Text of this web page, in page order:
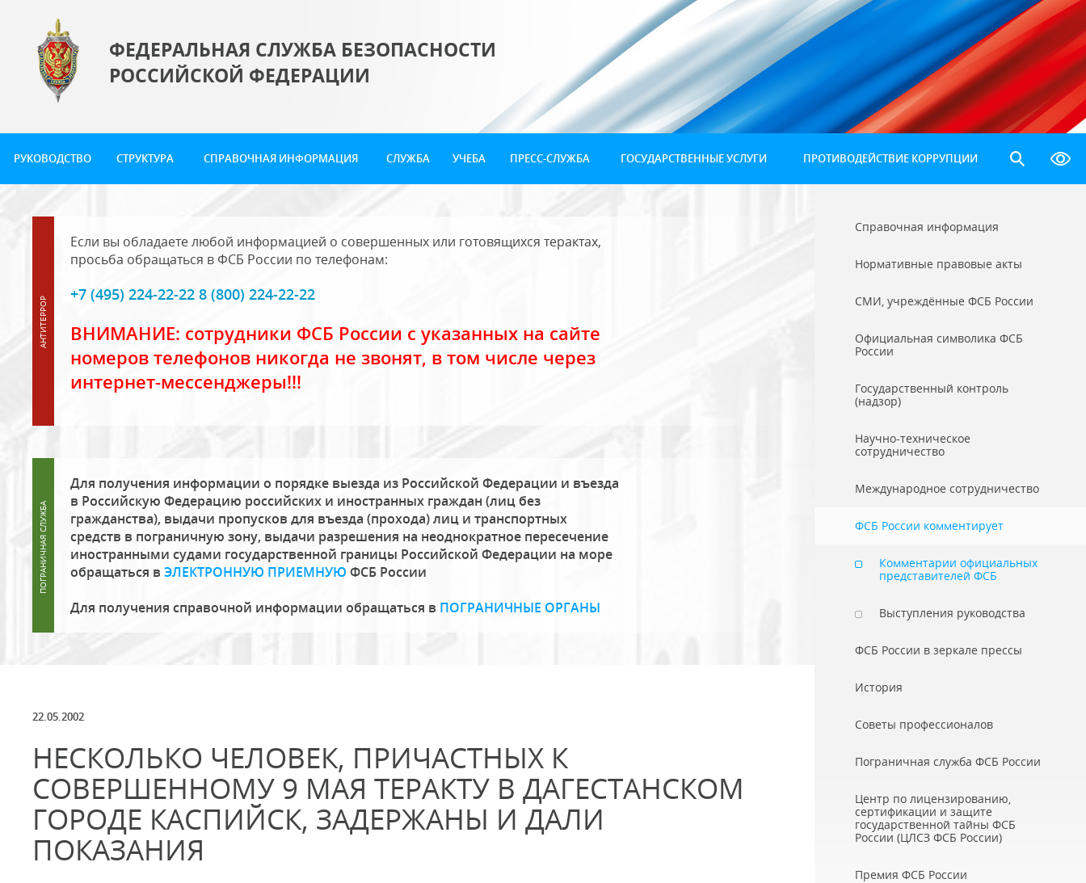
ФЕДЕРАЛЬНАЯ СЛУЖБА БЕЗОПАСНОСТИ
РОССИЙСКОЙ ФЕДЕРАЦИИ
РУКОВОДСТВО СТРУКТУРА СПРАВОЧНАЯ ИНФОРМАЦИЯ СЛУЖБА УЧЕБА ПРЕСС-СЛУЖБА ГОСУДАРСТВЕННЫЕ УСЛУГИ ПРОТИВОДЕЙСТВИЕ КОРРУПЦИИ
Если вы обладаете любой информацией о совершенных или готовящихся терактах,
просьба обращаться в ФСБ России по телефонам:
+7 (495) 224-22-22 8 (800) 224-22-22
ВНИМАНИЕ: сотрудники ФСБ России с указанных на сайте
номеров телефонов никогда не звонят, в том числе через
интернет-мессенджеры!!!
Для получения информации о порядке выезда из Российской Федерации и въезда
в Российскую Федерацию российских и иностранных граждан (лиц без
гражданства), выдачи пропусков для въезда (прохода) лиц и транспортных
средств в пограничную зону, выдачи разрешения на неоднократное пересечение
иностранными судами государственной границы Российской Федерации на море
обращаться в ЭЛЕКТРОННУЮ ПРИЕМНУЮ ФСБ России
Для получения справочной информации обращаться в ПОГРАНИЧНЫЕ ОРГАНЫ
22.05.2002
НЕСКОЛЬКО ЧЕЛОВЕК, ПРИЧАСТНЫХ К
СОВЕРШЕННОМУ 9 МАЯ ТЕРАКТУ В ДАГЕСТАНСКОМ
ГОРОДЕ КАСПИЙСК, ЗАДЕРЖАНЫ И ДАЛИ
ПОКАЗАНИЯ
Справочная информация
Нормативные правовые акты
СМИ, учреждённые ФСБ России
Официальная символика ФСБ
России
Государственный контроль
(надзор)
Научно-техническое
сотрудничество
Международное сотрудничество
ФСБ России комментирует
Комментарии официальных
представителей ФСБ
Выступления руководства
ФСБ России в зеркале прессы
История
Советы профессионалов
Пограничная служба ФСБ России
Центр по лицензированию,
сертификации и защите
государственной тайны ФСБ
России (ЦЛСЗ ФСБ России)
Премия ФСБ России